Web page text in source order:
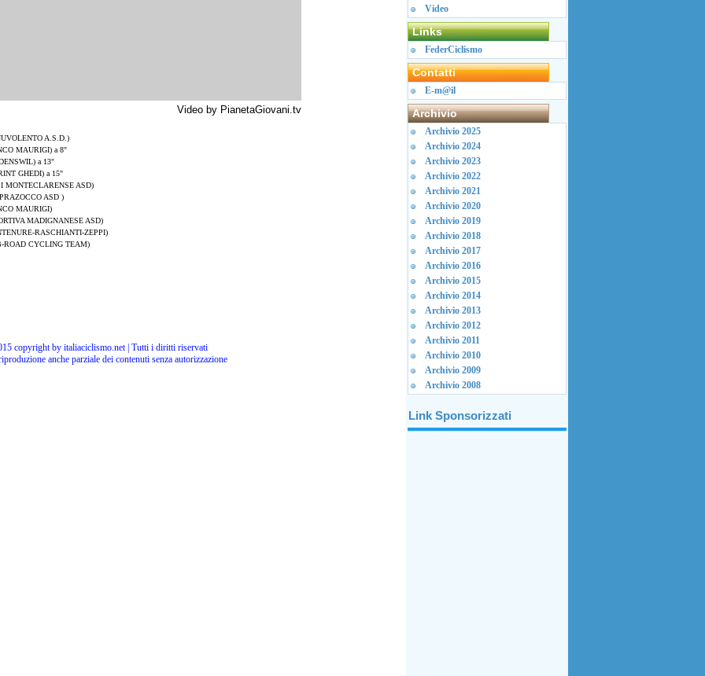
Video by PianetaGiovani.tv
A.S.D.)
MAURIGI) a 8"
a 13"
GHEDI) a 15"
MONTECLARENSE ASD)
ASD )
MAURIGI)
MADIGNANESE ASD)
RASCHIANTI-ZEPPI)
CYCLING TEAM)
copyright by italiaciclismo.net | Tutti i diritti riservati
anche parziale dei contenuti senza autorizzazione
Video
Links
FederCiclismo
Contatti
E-m@il
Archivio
Archivio 2025
Archivio 2024
Archivio 2023
Archivio 2022
Archivio 2021
Archivio 2020
Archivio 2019
Archivio 2018
Archivio 2017
Archivio 2016
Archivio 2015
Archivio 2014
Archivio 2013
Archivio 2012
Archivio 2011
Archivio 2010
Archivio 2009
Archivio 2008
Link Sponsorizzati